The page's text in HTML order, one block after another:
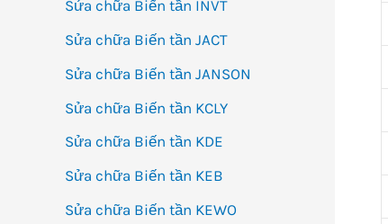
Sửa chữa Biến tần INVT
Sửa chữa Biến tần JACT
Sửa chữa Biến tần JANSON
Sửa chữa Biến tần KCLY
Sửa chữa Biến tần KDE
Sửa chữa Biến tần KEB
Sửa chữa Biến tần KEWO